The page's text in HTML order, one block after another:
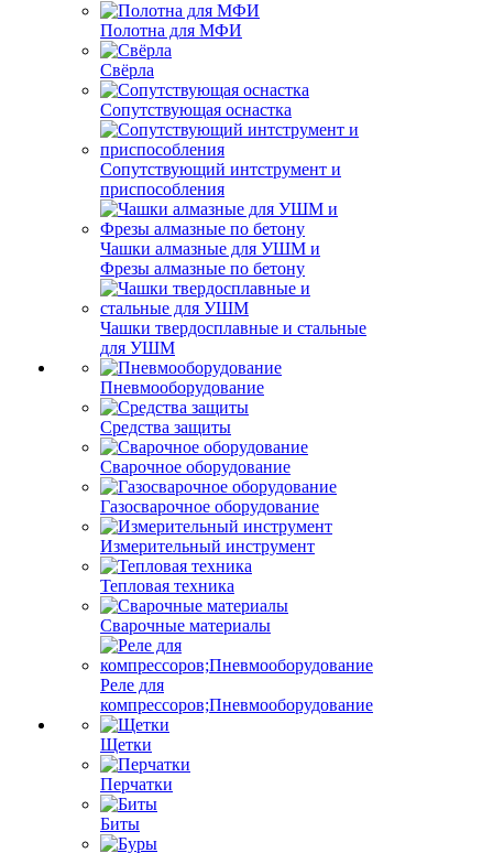
Полотна для МФИ
Свёрла
Сопутствующая оснастка
Сопутствующий интструмент и
приспособления
Чашки алмазные для УШМ и
Фрезы алмазные по бетону
Чашки твердосплавные и стальные
для УШМ
Пневмооборудование
Средства защиты
Сварочное оборудование
Газосварочное оборудование
Измерительный инструмент
Тепловая техника
Сварочные материалы
Реле для
компрессоров;Пневмооборудование
Щетки
Перчатки
Биты